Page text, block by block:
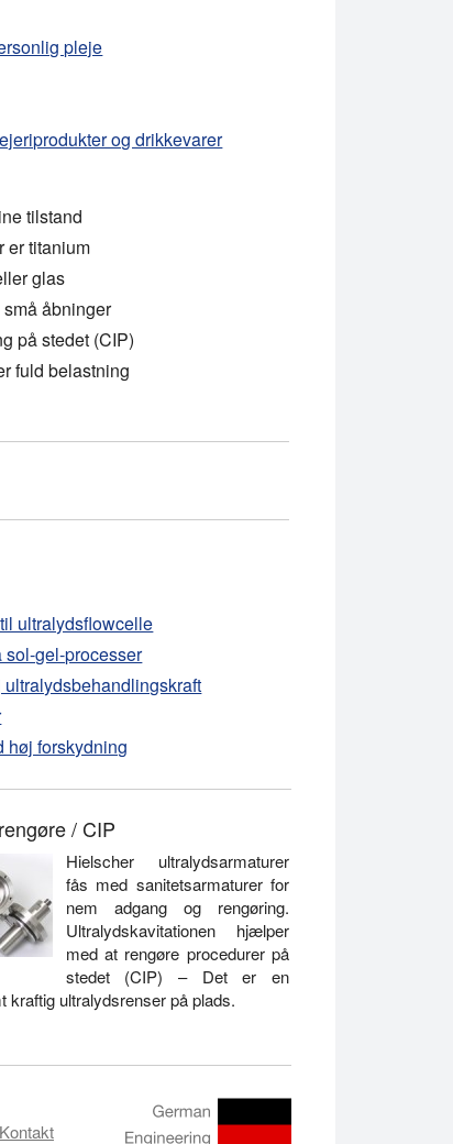
pleje
og drikkevarer
tilstand
er titanium
glas
åbninger
på stedet (CIP)
fuld belastning
ultralydsflowcelle
gel-processer
høj forskydning
/ CIP
Hielscher ultralydsarmaturer
fås med sanitetsarmaturer for
nem adgang og rengøring.
Ultralydskavitationen hjælper
med at rengøre procedurer på
stedet (CIP) – Det er en
kraftig ultralydsrenser på plads.
Kontakt